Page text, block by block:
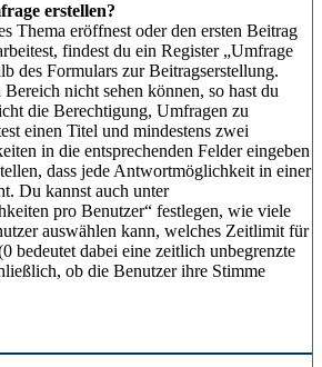
erstellen?
Thema eröffnest oder den ersten Beitrag
findest du ein Register „Umfrage
des Formulars zur Beitragserstellung.
Bereich nicht sehen können, so hast du
die Berechtigung, Umfragen zu
einen Titel und mindestens zwei
in die entsprechenden Felder eingeben
dass jede Antwortmöglichkeit in einer
Du kannst auch unter
pro Benutzer“ festlegen, wie viele
auswählen kann, welches Zeitlimit für
bedeutet dabei eine zeitlich unbegrenzte
ob die Benutzer ihre Stimme